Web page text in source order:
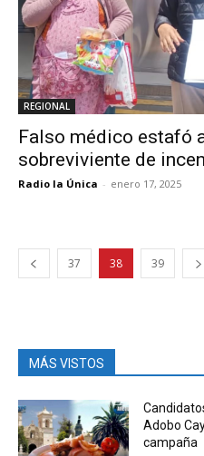
REGIONAL
Falso médico estafó
sobreviviente de
Radio la Única - enero 17, 2025
37 38 39
MÁS VISTOS
Adobo
campaña